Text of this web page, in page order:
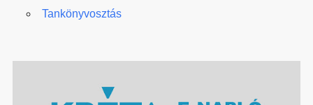
Tankönyvosztás